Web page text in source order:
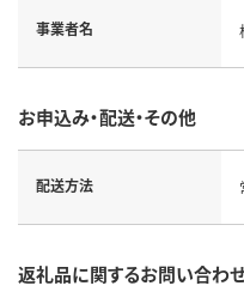
事業者名
お申込み・配送・その他
配送方法
返礼品に関するお問い合わ